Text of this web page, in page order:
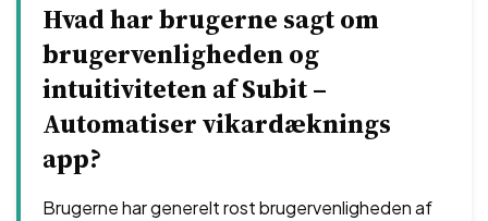
Hvad har brugerne sagt om
brugervenligheden og
intuitiviteten af Subit –
Automatiser vikardæknings
app?
Brugerne har generelt rost brugervenligheden af